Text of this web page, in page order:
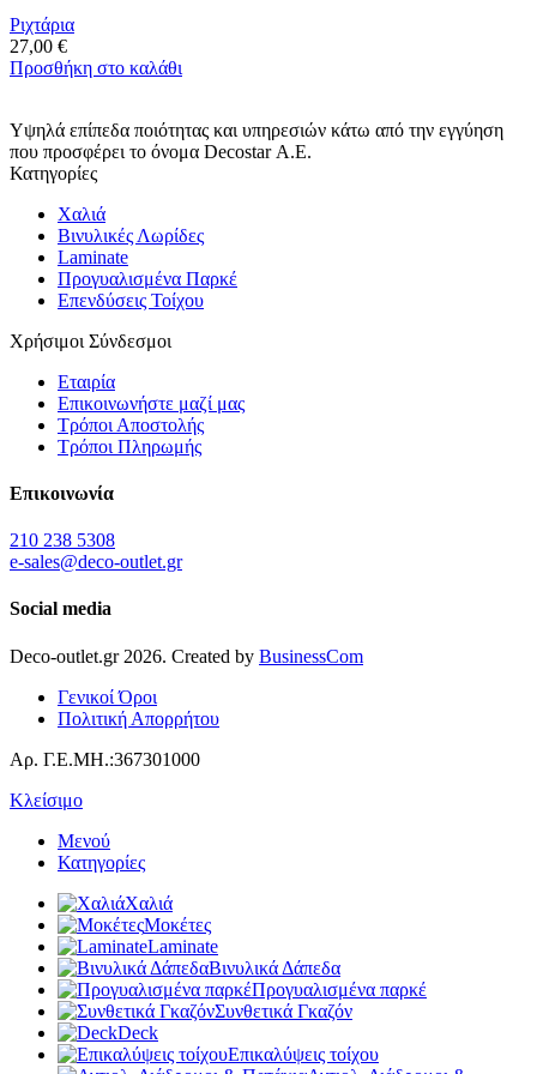
επιλογές
μπορούν
να
στη
σελίδα
του
προϊόντος
Ριχτάρια
27,00 €
Προσθήκη στο καλάθι
Υψηλά επίπεδα ποιότητας και υπηρεσιών κάτω από την εγγύηση
που προσφέρει το όνομα Decostar Α.Ε.
Κατηγορίες
Χαλιά
Βινυλικές Λωρίδες
Laminate
Προγυαλισμένα Παρκέ
Επενδύσεις Τοίχου
Χρήσιμοι Σύνδεσμοι
Εταιρία
Επικοινωνήστε μαζί μας
Τρόποι Αποστολής
Τρόποι Πληρωμής
Επικοινωνία
210 238 5308
e-sales@deco-outlet.gr
Social media
Deco-outlet.gr 2026. Created by BusinessCom
Γενικοί Όροι
Πολιτική Απορρήτου
Αρ. Γ.Ε.ΜΗ.:367301000
Κλείσιμο
Μενού
Κατηγορίες
Χαλιά
Μοκέτες
Laminate
Βινυλικά Δάπεδα
Προγυαλισμένα παρκέ
Συνθετικά Γκαζόν
Deck
Επικαλύψεις τοίχου